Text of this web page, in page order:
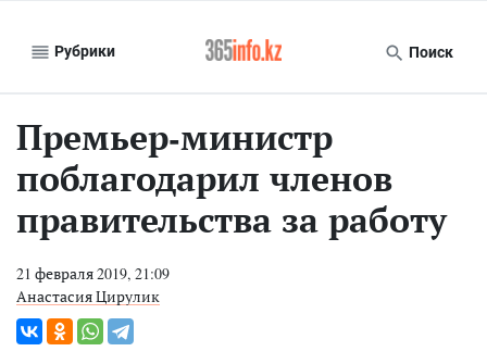
Рубрики Поиск
Премьер-министр
поблагодарил членов
правительства за работу
21 февраля 2019, 21:09
Анастасия Цирулик